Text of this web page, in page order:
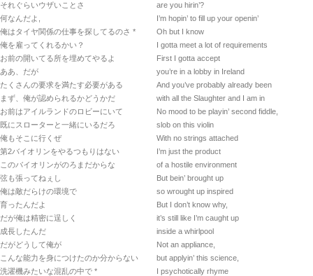
それぐらいウザいことさ
何なんだよ,
俺はタイヤ関係の仕事を探してるのさ *
俺を雇ってくれるかい？
お前の開いてる所を埋めてやるよ
ああ、だが
たくさんの要求を満たす必要がある
まず、俺が認められるかどうかだ
お前はアイルランドのロビーにいて
既にスローターと一緒にいるだろ
俺もそこに行くぜ
第2バイオリンをやるつもりはない
このバイオリンがのろまだからな
弦も張ってねぇし
俺は敵だらけの環境で
育ったんだよ
だが俺は精密に逞しく
成長したんだ
だがどうして俺が
こんな能力を身につけたのか分からない
洗濯機みたいな混乱の中で *
are you hirin’?
I’m hopin’ to fill up your openin’
Oh but I know
I gotta meet a lot of requirements
First I gotta accept
you’re in a lobby in Ireland
And you’ve probably already been
with all the Slaughter and I am in
No mood to be playin’ second fiddle,
slob on this violin
With no strings attached
I’m just the product
of a hostile environment
But bein’ brought up
so wrought up inspired
But I don’t know why,
it’s still like I’m caught up
inside a whirlpool
Not an appliance,
but applyin’ this science,
I psychotically rhyme